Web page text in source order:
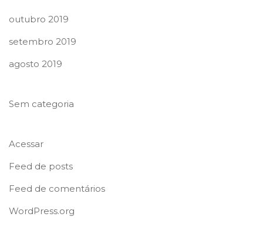
outubro 2019
setembro 2019
agosto 2019
Sem categoria
Acessar
Feed de posts
Feed de comentários
WordPress.org